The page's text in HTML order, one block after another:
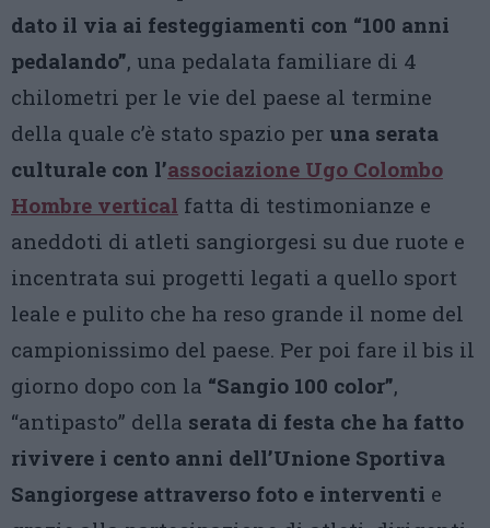
dato il via ai festeggiamenti con “100 anni
pedalando”, una pedalata familiare di 4
chilometri per le vie del paese al termine
della quale c’è stato spazio per una serata
culturale con l’associazione Ugo Colombo
Hombre vertical fatta di testimonianze e
aneddoti di atleti sangiorgesi su due ruote e
incentrata sui progetti legati a quello sport
leale e pulito che ha reso grande il nome del
campionissimo del paese. Per poi fare il bis il
giorno dopo con la “Sangio 100 color”,
“antipasto” della serata di festa che ha fatto
rivivere i cento anni dell’Unione Sportiva
Sangiorgese attraverso foto e interventi e